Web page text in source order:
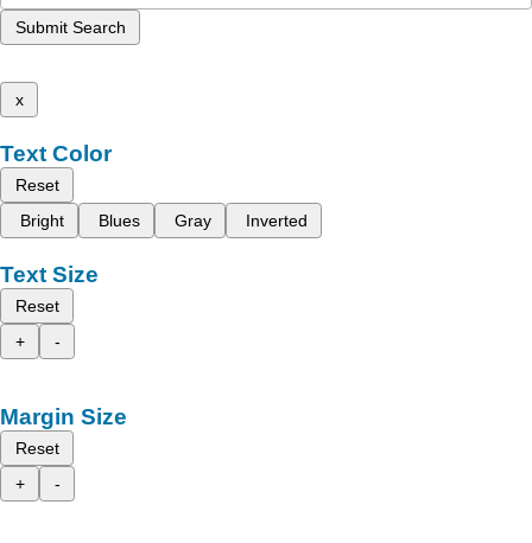
Submit Search
x
Text Color
Reset
Bright
Blues Gray Inverted
Text Size
Reset
+
-
Margin Size
Reset
+
-